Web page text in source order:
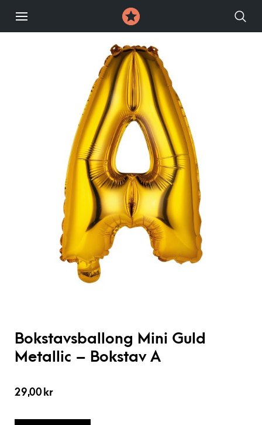
Bokstavsballong Mini Guld
Metallic – Bokstav A
29,00 kr